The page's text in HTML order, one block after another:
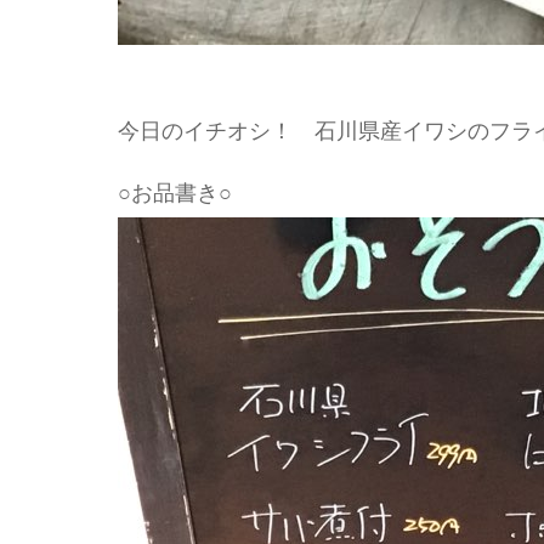
今日のイチオシ！ 石川県産イワシのフラ
○お品書き○